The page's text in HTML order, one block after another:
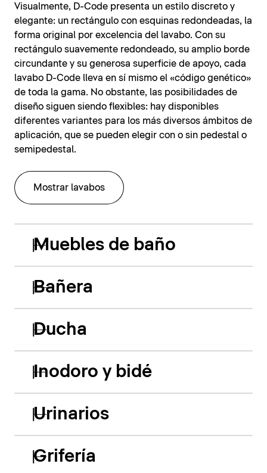
Visualmente, D-Code presenta un estilo discreto y
elegante: un rectángulo con esquinas redondeadas, la
forma original por excelencia del lavabo. Con su
rectángulo suavemente redondeado, su amplio borde
circundante y su generosa superficie de apoyo, cada
lavabo D-Code lleva en sí mismo el «código genético»
de toda la gama. No obstante, las posibilidades de
diseño siguen siendo flexibles: hay disponibles
diferentes variantes para los más diversos ámbitos de
aplicación, que se pueden elegir con o sin pedestal o
semipedestal.
Mostrar lavabos
Muebles de baño
Bañera
Ducha
Inodoro y bidé
Urinarios
Grifería